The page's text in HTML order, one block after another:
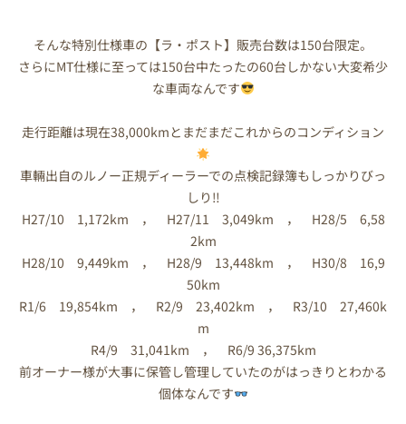
そんな特別仕様車の【ラ・ポスト】販売台数は150台限定。
さらにMT仕様に至っては150台中たったの60台しかない大変希少
な車両なんです
走行距離は現在38,000kmとまだまだこれからのコンディション
車輛出自のルノー正規ディーラーでの点検記録簿もしっかりびっ
しり‼
H27/10 1,172km ， H27/11 3,049km ， H28/5 6,58
2km
H28/10 9,449km ， H28/9 13,448km ， H30/8 16,9
50km
R1/6 19,854km ， R2/9 23,402km ， R3/10 27,460k
m
R4/9 31,041km ， R6/9 36,375km
前オーナー様が大事に保管し管理していたのがはっきりとわかる
個体なんです